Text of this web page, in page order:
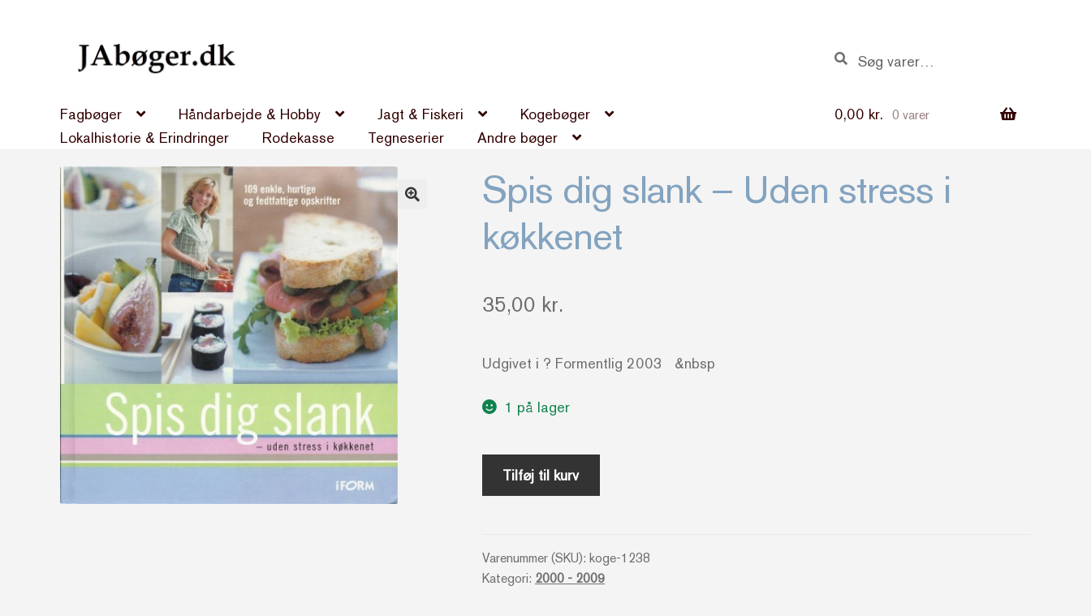
Spring
Spring
efter:
Søg
Fagbøger Håndarbejde & Hobby Jagt & Fiskeri
Kogebøger
Lokalhistorie & Erindringer
Rodekasse Tegneserier Andre bøger
0,00 kr. 0 varer
Spis dig slank – Uden stress i
køkkenet
35,00 kr.
Udgivet i ? Formentlig 2003 &nbsp
1 på lager
Spis
Uden
stress
Tilføj til kurv
Varenummer (SKU): koge-1238
Kategori: 2000 - 2009